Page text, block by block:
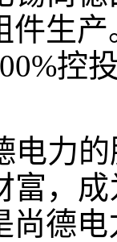
件生产
控
电力
富，
尚德